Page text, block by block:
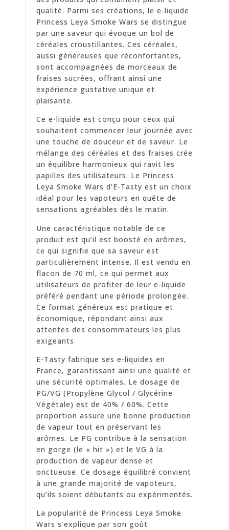
qualité. Parmi ses créations, le e-liquide
Princess Leya Smoke Wars se distingue
par une saveur qui évoque un bol de
céréales croustillantes. Ces céréales,
aussi généreuses que réconfortantes,
sont accompagnées de morceaux de
fraises sucrées, offrant ainsi une
expérience gustative unique et
plaisante.
Ce e-liquide est conçu pour ceux qui
souhaitent commencer leur journée avec
une touche de douceur et de saveur. Le
mélange des céréales et des fraises crée
un équilibre harmonieux qui ravit les
papilles des utilisateurs. Le Princess
Leya Smoke Wars d’E-Tasty est un choix
idéal pour les vapoteurs en quête de
sensations agréables dès le matin.
Une caractéristique notable de ce
produit est qu’il est boosté en arômes,
ce qui signifie que sa saveur est
particulièrement intense. Il est vendu en
flacon de 70 ml, ce qui permet aux
utilisateurs de profiter de leur e-liquide
préféré pendant une période prolongée.
Ce format généreux est pratique et
économique, répondant ainsi aux
attentes des consommateurs les plus
exigeants.
E-Tasty fabrique ses e-liquides en
France, garantissant ainsi une qualité et
une sécurité optimales. Le dosage de
PG/VG (Propylène Glycol / Glycérine
Végétale) est de 40% / 60%. Cette
proportion assure une bonne production
de vapeur tout en préservant les
arômes. Le PG contribue à la sensation
en gorge (le « hit ») et le VG à la
production de vapeur dense et
onctueuse. Ce dosage équilibré convient
à une grande majorité de vapoteurs,
qu’ils soient débutants ou expérimentés.
La popularité de Princess Leya Smoke
Wars s’explique par son goût